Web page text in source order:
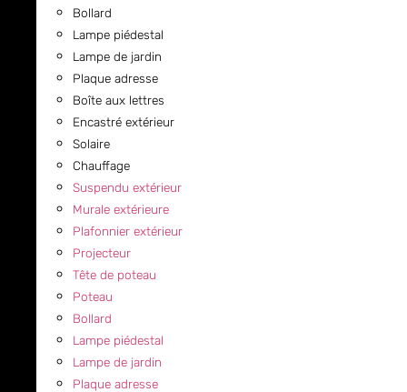
Bollard
Lampe piédestal
Lampe de jardin
Plaque adresse
Boîte aux lettres
Encastré extérieur
Solaire
Chauffage
Suspendu extérieur
Murale extérieure
Plafonnier extérieur
Projecteur
Tête de poteau
Poteau
Bollard
Lampe piédestal
Lampe de jardin
Plaque adresse